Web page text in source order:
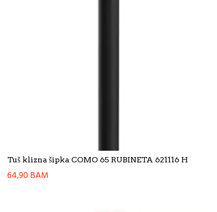
Tuš klizna šipka COMO 65 RUBINETA 621116 H
64,90BAM